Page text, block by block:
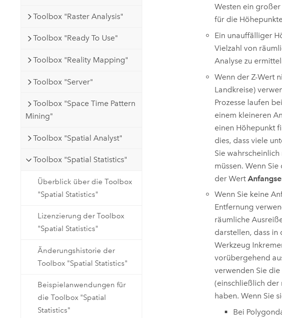
Toolbox "Raster Analysis"
Toolbox "Ready To Use"
Toolbox "Reality Mapping"
Toolbox "Server"
Toolbox "Space Time Pattern
Mining"
Toolbox "Spatial Analyst"
Toolbox "Spatial Statistics"
Überblick über die Toolbox
"Spatial Statistics"
Lizenzierung der Toolbox
"Spatial Statistics"
Änderungshistorie der
Toolbox "Spatial Statistics"
Beispielanwendungen für
die Toolbox "Spatial
Statistics"
Westen ein
für die
Ein unauffälliger
Vielzahl von
Analyse zu
Wenn der Z-Wert
Landkreise)
Prozesse laufen
einem kleineren
einen Höhepunkt
dies, dass viele
Sie
müssen. Wenn Sie
der Wert
Wenn Sie keine
Entfernung
räumliche
darstellen, dass in
Werkzeug
vorübergehend
verwenden Sie
(einschließlich der
haben. Wenn Sie
Bei